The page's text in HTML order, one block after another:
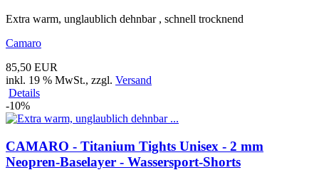
Extra warm, unglaublich dehnbar , schnell trocknend
Camaro
85,50 EUR
inkl. 19 % MwSt., zzgl. Versand
Details
-10%
CAMARO - Titanium Tights Unisex - 2 mm
Neopren-Baselayer - Wassersport-Shorts